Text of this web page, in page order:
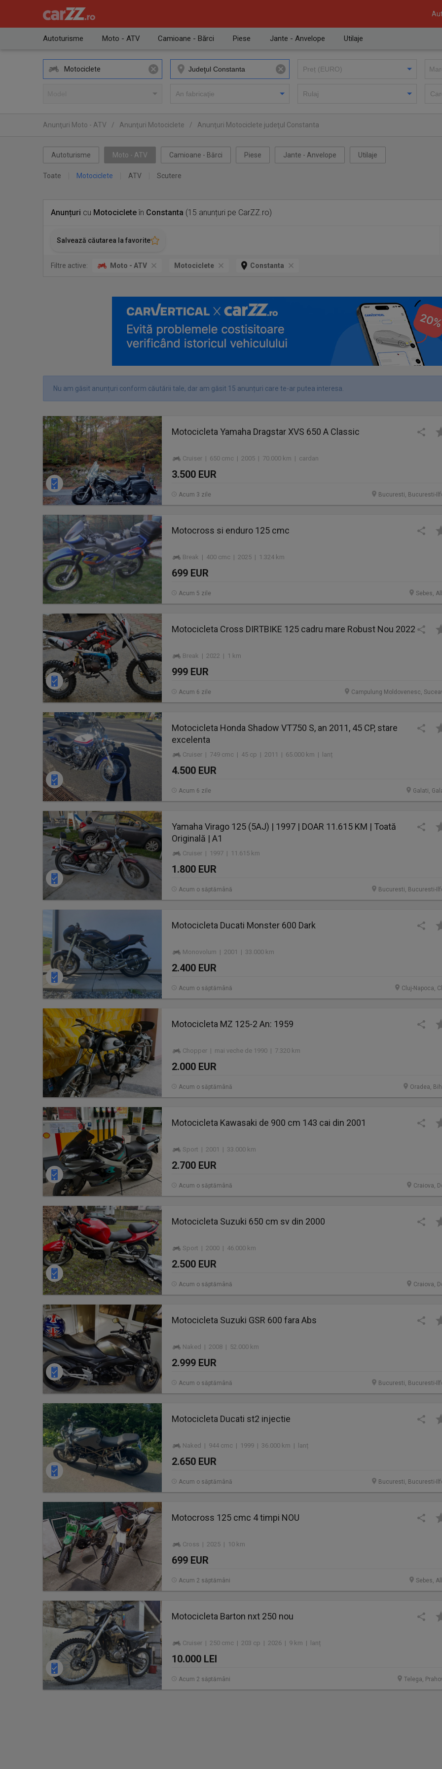
Autoturisme Moto - ATV Camioane - Bărci Piese Jante - Anvelope Utilaje
Motociclete
Anunţuri Moto - ATV / Anunţuri Motociclete / Anunţuri Motociclete judeţul Constanta
Autoturisme Moto - ATV Camioane - Bărci Piese Jante - Anvelope Utilaje
Toate Motociclete ATV Scutere
Anunțuri cu Motocicleteîn Constanta (15 anunțuri pe CarZZ.ro)
Salvează căutarea la favorite
Filtre active: Moto - ATV Motociclete Constanta
Nu am găsit anunțuri conform căutării tale, dar am găsit 15 anunțuri care te-ar putea interesa.
Motocicleta Yamaha Dragstar XVS 650 A Classic
Cruiser | 650 cmc | 2005 | 70.000 km | cardan
3.500 EUR
Bucuresti, Bucuresti-
Acum 3 zile
Motocross si enduro 125 cmc
Break | 400 cmc | 2025 | 1.324 km
699 EUR
Sebes,
Acum 5 zile
Motocicleta Cross DIRTBIKE 125 cadru mare Robust Nou 2022
Break | 2022 | 1 km
999 EUR
Campulung Moldovenesc,
Acum 6 zile
Motocicleta Honda Shadow VT750 S, an 2011, 45 CP, stare
excelenta
Cruiser | 749 cmc | 45 cp | 2011 | 65.000 km | lanț
4.500 EUR
Galati,
Acum 6 zile
Yamaha Virago 125 (5AJ) | 1997 | DOAR 11.615 KM | Toată
Originală | A1
Cruiser | 1997 | 11.615 km
1.800 EUR
Bucuresti, Bucuresti-
Acum o săptămână
Motocicleta Ducati Monster 600 Dark
Monovolum | 2001 | 33.000 km
2.400 EUR
Cluj-Napoca,
Acum o săptămână
Motocicleta MZ 125-2 An: 1959
Chopper | mai veche de 1990 | 7.320 km
2.000 EUR
Oradea,
Acum o săptămână
Motocicleta Kawasaki de 900 cm 143 cai din 2001
Sport | 2001 | 33.000 km
2.700 EUR
Craiova,
Acum o săptămână
Motocicleta Suzuki 650 cm sv din 2000
Sport | 2000 | 46.000 km
2.500 EUR
Craiova,
Acum o săptămână
Motocicleta Suzuki GSR 600 fara Abs
Naked | 2008 | 52.000 km
2.999 EUR
Bucuresti, Bucuresti-
Acum o săptămână
Motocicleta Ducati st2 injectie
Naked | 944 cmc | 1999 | 36.000 km | lanț
2.650 EUR
Bucuresti, Bucuresti-
Acum o săptămână
Motocross 125 cmc 4 timpi NOU
Cross | 2025 | 10 km
699 EUR
Sebes,
Acum 2 săptămâni
Motocicleta Barton nxt 250 nou
Cruiser | 250 cmc | 203 cp | 2026 | 9 km | lanț
10.000 LEI
Telega,
Acum 2 săptămâni